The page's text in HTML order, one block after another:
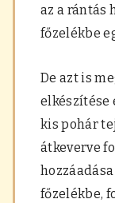
az a rántás
főzelékbe
De azt is
elkészítése
kis pohár
átkeverve
főzelékbe,